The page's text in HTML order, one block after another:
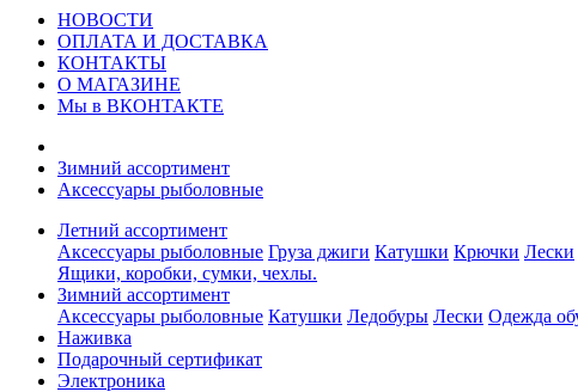
НОВОСТИ
ОПЛАТА И ДОСТАВКА
КОНТАКТЫ
О МАГАЗИНЕ
Мы в ВКОНТАКТЕ
Зимний ассортимент
Аксессуары рыболовные
Летний ассортимент
Аксессуары рыболовные Груза джиги Катушки Крючки Лески
Ящики, коробки, сумки, чехлы.
Зимний ассортимент
Аксессуары рыболовные Катушки Ледобуры Лески Одежда
Наживка
Подарочный сертификат
Электроника